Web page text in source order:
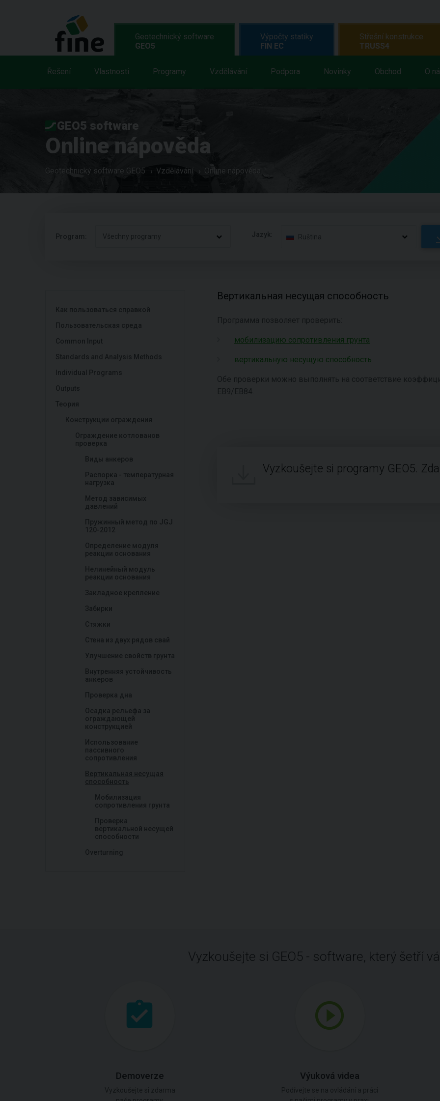
Geotechnický software
GEO5
Řešení Vlastnosti Programy Vzdělávání Podpora Novinky Obchod O
Výpočty statiky
FIN EC
Střešní konstrukce
TRUSS4
GEO5 software
Online nápověda
Geotechnický software GEO5 Vzdělávání Online nápověda
Program: Všechny programy Jazyk: Ruština
Как пользоваться справкой
Пользовательская среда
Common Input
Standards and Analysis Methods
Individual Programs
Outputs
Теория
Конструкции ограждения
Ограждение котлованов
проверка
Виды анкеров
Распорка - температурная
нагрузка
Метод зависимых
давлений
Пружинный метод по JGJ
120-2012
Определение модуля
реакции основания
Нелинейный модуль
реакции основания
Закладное крепление
Забирки
Стяжки
Стена из двух рядов свай
Улучшение свойств грунта
Внутренняя устойчивость
анкеров
Проверка дна
Осадка рельефа за
ограждающей
конструкцией
Использование
пассивного
сопротивления
Вертикальная несущая
способность
Мобилизация
сопротивления грунта
Проверка
вертикальной несущей
способности
Overturning
Вертикальная несущая способность
Программа позволяет проверить:
мобилизацию сопротивления грунта
вертикальную несущую способность
Обе проверки можно выполнять на соответствие
EB9/EB84.
Vyzkoušejte si programy GEO5.
Vyzkoušejte si GEO5 - software, který šetří
Demoverze Výuková videa